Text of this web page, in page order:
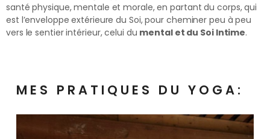
santé physique, mentale et morale, en partant du corps, qui
est l’enveloppe extérieure du Soi, pour cheminer peu à peu
vers le sentier intérieur, celui du mental et du Soi Intime.
MES PRATIQUES DU YOGA: